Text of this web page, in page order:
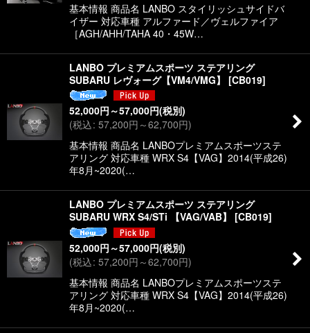
基本情報 商品名 LANBO スタイリッシュサイドバ
イザー 対応車種 アルファード／ヴェルファイア
［AGH/AHH/TAHA 40・45W…
LANBO プレミアムスポーツ ステアリング
SUBARU レヴォーグ【VM4/VMG】
[CB019]
52,000円 ～57,000円(税別)
(税込: 57,200円 ～62,700円)
基本情報 商品名 LANBOプレミアムスポーツステ
アリング 対応車種 WRX S4【VAG】2014(平成26)
年8月~2020(…
LANBO プレミアムスポーツ ステアリング
SUBARU WRX S4/STi 【VAG/VAB】
[CB019]
52,000円 ～57,000円(税別)
(税込: 57,200円 ～62,700円)
基本情報 商品名 LANBOプレミアムスポーツステ
アリング 対応車種 WRX S4【VAG】2014(平成26)
年8月~2020(…